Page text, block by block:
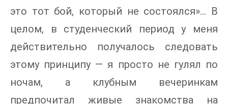
это тот бой, который не состоялся»… В
целом, в студенческий период у меня
действительно получалось следовать
этому принципу — я просто не гулял по
ночам, а клубным вечеринкам
предпочитал живые знакомства на